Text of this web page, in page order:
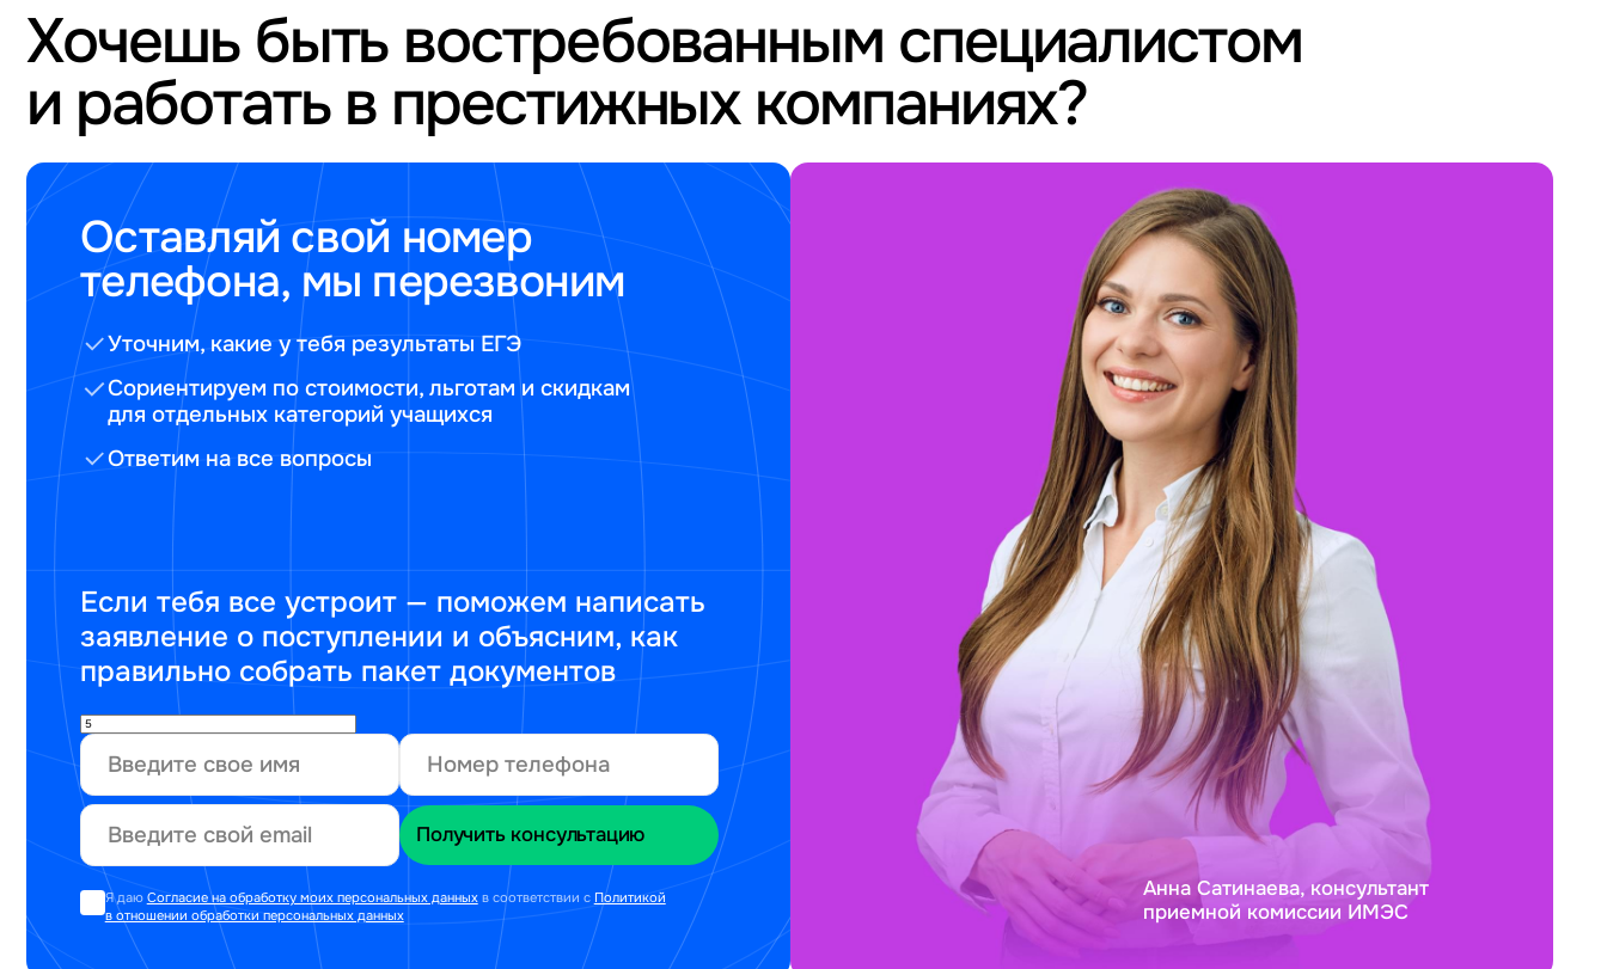
Хочешь быть востребованным специалистом
и работать в престижных компаниях?
Оставляй свой номер
телефона, мы перезвоним
Уточним, какие у тебя результаты ЕГЭ
Сориентируем по стоимости, льготам и скидкам
для отдельных категорий учащихся
Ответим на все вопросы
Если тебя все устроит — поможем написать
заявление о поступлении и объясним, как
правильно собрать пакет документов
Я даю Согласие на обработку моих персональных данныхв соответствии с Политикой
в отношении обработки персональных данных
Анна Сатинаева, консультант
приемной комиссии ИМЭС